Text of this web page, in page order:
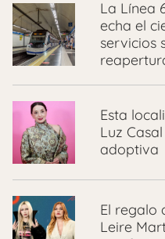
La Línea
echa el
servicios
Esta
Luz
adoptiva
El regalo
Leire